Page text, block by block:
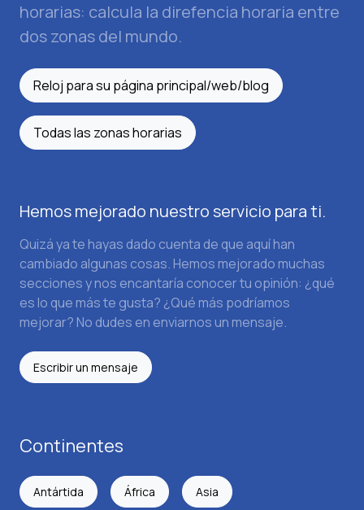
horarias: calcula la direfencia horaria entre
dos zonas del mundo.
Reloj para su página principal/web/blog
Todas las zonas horarias
Hemos mejorado nuestro servicio para ti.
Quizá ya te hayas dado cuenta de que aquí han
cambiado algunas cosas. Hemos mejorado muchas
secciones y nos encantaría conocer tu opinión: ¿qué
es lo que más te gusta? ¿Qué más podríamos
mejorar? No dudes en enviarnos un mensaje.
Escribir un mensaje
Continentes
Antártida África Asia